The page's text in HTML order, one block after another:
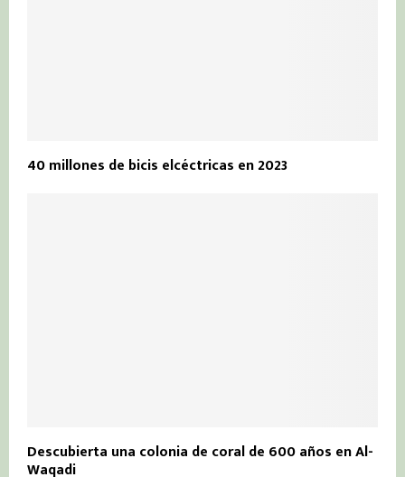
40 millones de bicis elcéctricas en 2023
Descubierta una colonia de coral de 600 años en Al-
Waqadi